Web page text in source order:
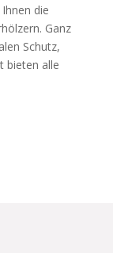
die
Ganz
Schutz,
bieten alle